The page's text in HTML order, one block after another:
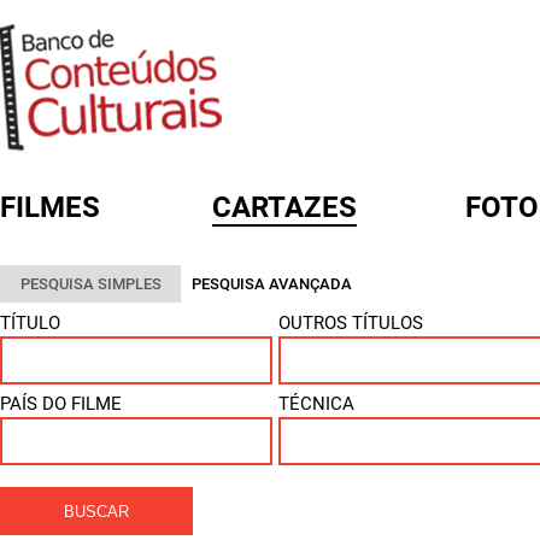
FILMES CARTAZES
PESQUISA SIMPLES PESQUISA AVANÇADA
TÍTULO OUTROS TÍTULOS
PAÍS DO FILME TÉCNICA
FORMULÁRIO DE BUSCA